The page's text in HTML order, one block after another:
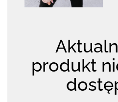
produkt